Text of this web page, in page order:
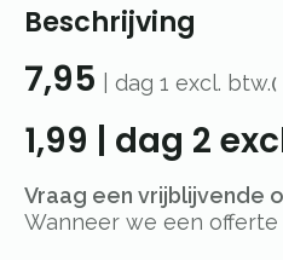
Beschrijving
7,95 dag 1 excl. btw.(
1,99 | dag 2
Vraag een vrijblijvende
Wanneer we een